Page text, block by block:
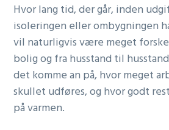
Hvor lang tid, der går, inden
isoleringen eller ombygningen
vil naturligvis være meget
bolig og fra husstand til
det komme an på, hvor meget
skullet udføres, og hvor godt
på varmen.